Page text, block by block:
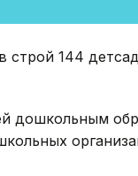
144
дошкольным